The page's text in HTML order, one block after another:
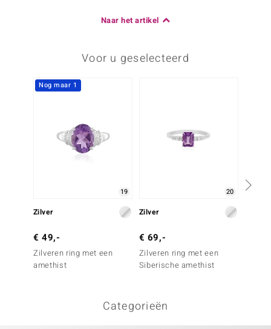
Naar het artikel
Voor u geselecteerd
Nog maar 1
19
Zilver
€ 49,-
Zilveren ring met een
amethist
20
Zilver
€ 69,-
Zilveren ring met een
Siberische amethist
Categorieën